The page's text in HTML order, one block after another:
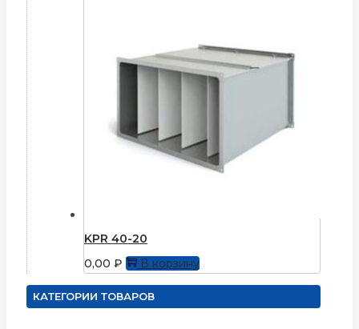
KPR 40-20
0,00 ₽ В корзину
КАТЕГОРИИ ТОВАРОВ